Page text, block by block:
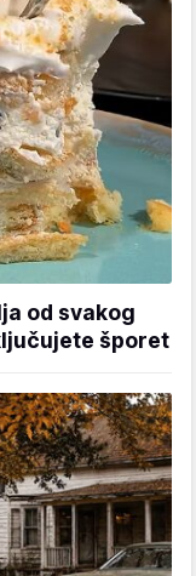
od svakog
šporet